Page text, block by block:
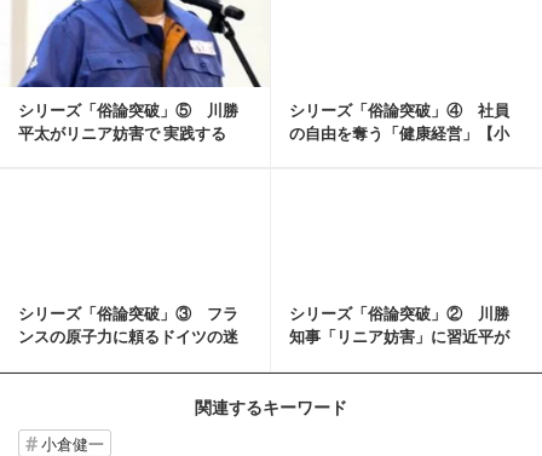
シリーズ「俗論突破」⑤ 川勝
平太がリニア妨害で 実践する
シリーズ「俗論突破」④ 社員
の自由を奪う「健康経営」【小
シリーズ「俗論突破」③ フラ
ンスの原子力に頼るドイツの迷
シリーズ「俗論突破」② 川勝
知事「リニア妨害」に習近平が
関連するキーワード
小倉健一